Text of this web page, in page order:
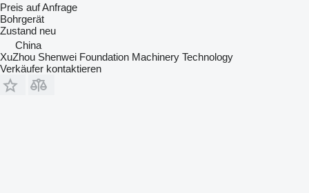
Preis auf Anfrage
Bohrgerät
Zustand neu
China
XuZhou Shenwei Foundation Machinery Technology
Verkäufer kontaktieren